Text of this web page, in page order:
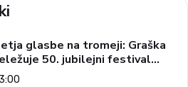
glasbe na tromeji: Graška
50. jubilejni festival
glasbe